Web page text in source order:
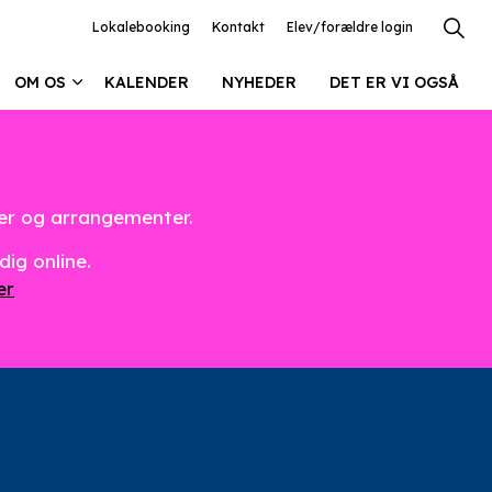
OM OS KALENDER NYHEDER DET ER VI OGSÅ
Lokalebooking Kontakt Elev/forældre login
og arrangementer.
online.